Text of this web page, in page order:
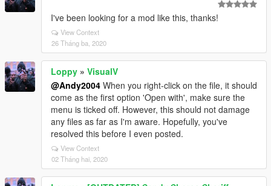
I've been looking for a mod like this, thanks!
View Context
26 Tháng ba, 2020
Loppy » VisualV
@Andy2004 When you right-click on the file, it should
come as the first option 'Open with', make sure the
menu is ticked off. However, this should not damage
any files as far as I'm aware. Hopefully, you've
resolved this before I even posted.
View Context
02 Tháng hai, 2020